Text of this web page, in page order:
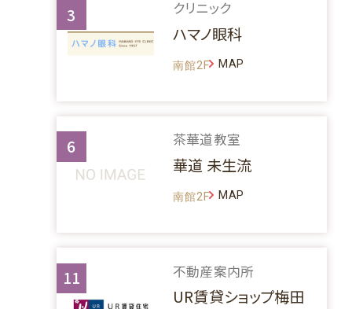
3 クリニック
ハマノ眼科
南館2F MAP
6 茶華道教室
華道 未生流
南館2F MAP
11 不動産案内所
UR賃貸ショップ梅田